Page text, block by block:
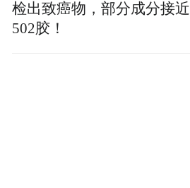
检出致癌物，部分成分接近
502胶！